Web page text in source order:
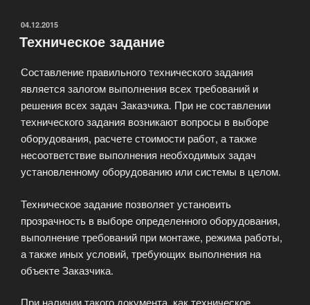
ОПУБЛИКОВАНО
04.12.2015
Техническое задание
Составление правильного технического задания
является залогом выполнения всех требований и
решения всех задач Заказчика. При не составлении
технического задания возникают вопросы в выборе
оборудования, расчете стоимости работ, а также
несоответствие выполнения необходимых задач
установленному оборудованию или системы в целом.
Техническое задание позволяет установить
прозрачность в выборе определенного оборудования,
выполнение требований при монтаже, режима работы,
а также иных условий, требующих выполнения на
объекте Заказчика.
При наличии такого документа, как техническое